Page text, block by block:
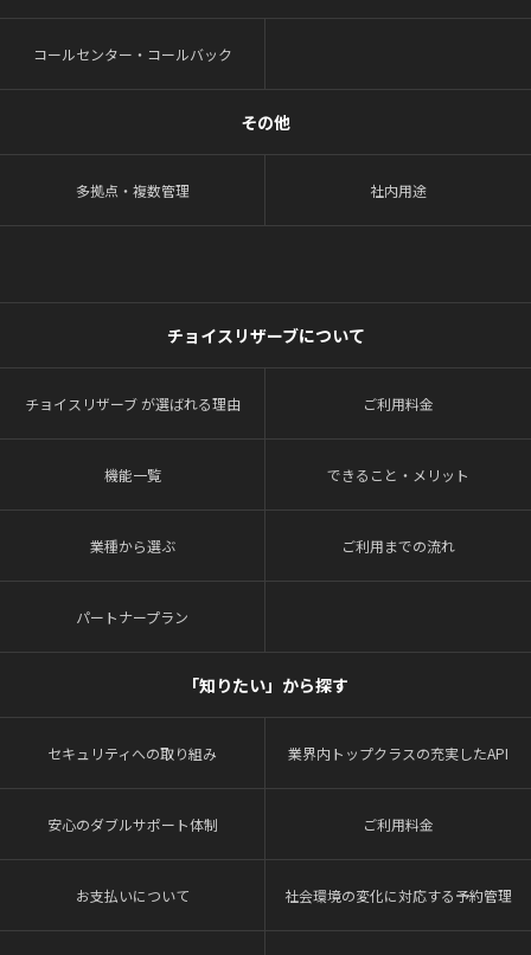
コールセンター・コールバック
その他
多拠点・複数管理 社内用途
チョイスリザーブについて
チョイスリザーブ が選ばれる理由 ご利用料金
機能一覧 できること・メリット
業種から選ぶ ご利用までの流れ
パートナープラン
「知りたい」から探す
セキュリティへの取り組み 業界内トップクラスの充実したAPI
安心のダブルサポート体制 ご利用料金
お支払いについて 社会環境の変化に対応する予約管理